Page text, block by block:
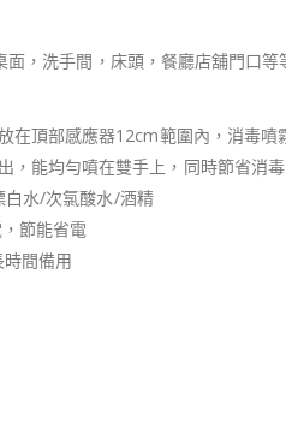
，洗手間，床頭，餐廳店舖門口等
在頂部感應器12cm範圍內，消毒噴
，能均勻噴在雙手上，同時節省消
白水/次氯酸水/酒精
節能省電
間備用